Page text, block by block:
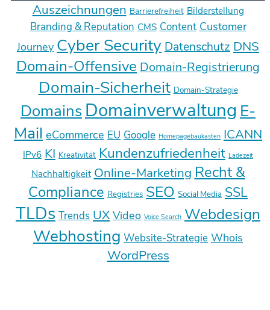
Auszeichnungen Barrierefreiheit Bilderstellung
Branding & Reputation CMS Content Customer
Journey Cyber Security Datenschutz DNS
Domain-Offensive Domain-Registrierung
Domain-Sicherheit Domain-Strategie
Domains Domainverwaltung E-
Mail eCommerce EU Google Homepagebaukasten ICANN
IPv6 KI Kreativität Kundenzufriedenheit Ladezeit
Nachhaltigkeit Online-Marketing Recht &
Compliance Registries SEO Social Media SSL
TLDs Trends UX Video Voice Search Webdesign
Webhosting Website-Strategie Whois
WordPress